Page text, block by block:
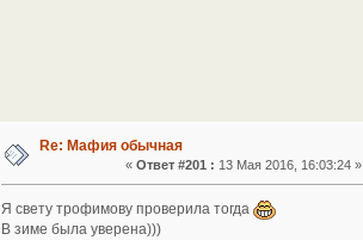
Re: Мафия обычная
«Ответ #201 : 13 Мая 2016, 16:03:24 »
Я свету трофимову проверила тогда
В зиме была уверена)))